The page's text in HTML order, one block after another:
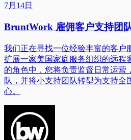
7月14日
BruntWork 雇佣客户支持团
我们正在寻找一位经验丰富的客户
扩展一家美国家庭服务组织的远程
的角色中，您将负责监督日常运营
队，并将小支持团队转型为支持全
心。